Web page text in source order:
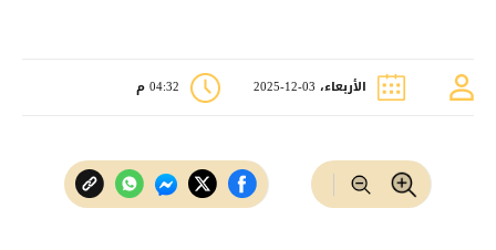
الأربعاء، 03-12-2025 04:32 م